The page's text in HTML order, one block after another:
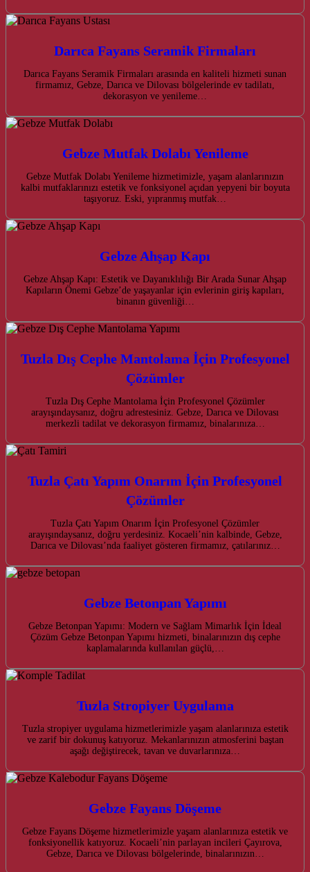
Darıca Fayans Seramik Firmaları
Darıca Fayans Seramik Firmaları arasında en kaliteli hizmeti sunan
firmamız, Gebze, Darıca ve Dilovası bölgelerinde ev tadilatı,
dekorasyon ve yenileme…
Gebze Mutfak Dolabı Yenileme
Gebze Mutfak Dolabı Yenileme hizmetimizle, yaşam alanlarınızın
kalbi mutfaklarınızı estetik ve fonksiyonel açıdan yepyeni bir boyuta
taşıyoruz. Eski, yıpranmış mutfak…
Gebze Ahşap Kapı
Gebze Ahşap Kapı: Estetik ve Dayanıklılığı Bir Arada Sunar Ahşap
Kapıların Önemi Gebze’de yaşayanlar için evlerinin giriş kapıları,
binanın güvenliği…
Tuzla Dış Cephe Mantolama İçin Profesyonel
Çözümler
Tuzla Dış Cephe Mantolama İçin Profesyonel Çözümler
arayışındaysanız, doğru adrestesiniz. Gebze, Darıca ve Dilovası
merkezli tadilat ve dekorasyon firmamız, binalarınıza…
Tuzla Çatı Yapım Onarım İçin Profesyonel
Çözümler
Tuzla Çatı Yapım Onarım İçin Profesyonel Çözümler
arayışındaysanız, doğru yerdesiniz. Kocaeli’nin kalbinde, Gebze,
Darıca ve Dilovası’nda faaliyet gösteren firmamız, çatılarınız…
Gebze Betonpan Yapımı
Gebze Betonpan Yapımı: Modern ve Sağlam Mimarlık İçin İdeal
Çözüm Gebze Betonpan Yapımı hizmeti, binalarınızın dış cephe
kaplamalarında kullanılan güçlü,…
Tuzla Stropiyer Uygulama
Tuzla stropiyer uygulama hizmetlerimizle yaşam alanlarınıza estetik
ve zarif bir dokunuş katıyoruz. Mekanlarınızın atmosferini baştan
aşağı değiştirecek, tavan ve duvarlarınıza…
Gebze Fayans Döşeme
Gebze Fayans Döşeme hizmetlerimizle yaşam alanlarınıza estetik ve
fonksiyonellik katıyoruz. Kocaeli’nin parlayan incileri Çayırova,
Gebze, Darıca ve Dilovası bölgelerinde, binalarınızın…